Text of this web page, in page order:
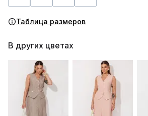
Таблица размеров
В других цветах